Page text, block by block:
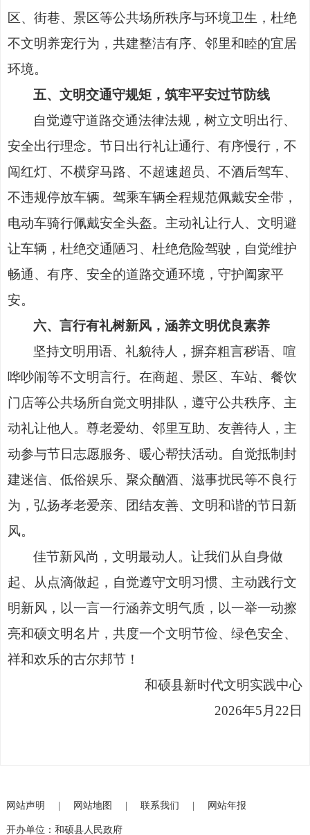
区、街巷、景区等公共场所秩序与环境卫生，杜绝
不文明养宠行为，共建整洁有序、邻里和睦的宜居
环境。
五、文明交通守规矩，筑牢平安过节防线
自觉遵守道路交通法律法规，树立文明出行、
安全出行理念。节日出行礼让通行、有序慢行，不
闯红灯、不横穿马路、不超速超员、不酒后驾车、
不违规停放车辆。驾乘车辆全程规范佩戴安全带，
电动车骑行佩戴安全头盔。主动礼让行人、文明避
让车辆，杜绝交通陋习、杜绝危险驾驶，自觉维护
畅通、有序、安全的道路交通环境，守护阖家平
安。
六、言行有礼树新风，涵养文明优良素养
坚持文明用语、礼貌待人，摒弃粗言秽语、喧
哗吵闹等不文明言行。在商超、景区、车站、餐饮
门店等公共场所自觉文明排队，遵守公共秩序、主
动礼让他人。尊老爱幼、邻里互助、友善待人，主
动参与节日志愿服务、暖心帮扶活动。自觉抵制封
建迷信、低俗娱乐、聚众酗酒、滋事扰民等不良行
为，弘扬孝老爱亲、团结友善、文明和谐的节日新
风。
佳节新风尚，文明最动人。让我们从自身做
起、从点滴做起，自觉遵守文明习惯、主动践行文
明新风，以一言一行涵养文明气质，以一举一动擦
亮和硕文明名片，共度一个文明节俭、绿色安全、
祥和欢乐的古尔邦节！
和硕县新时代文明实践中心
2026年5月22日
网站声明 网站地图 联系我们 网站年报
开办单位：和硕县人民政府